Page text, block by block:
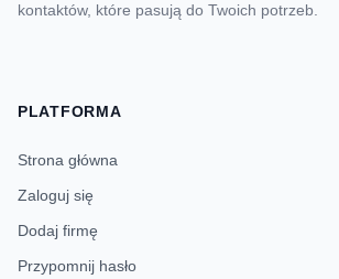
kontaktów, które pasują do Twoich potrzeb.
PLATFORMA
Strona główna
Zaloguj się
Dodaj firmę
Przypomnij hasło